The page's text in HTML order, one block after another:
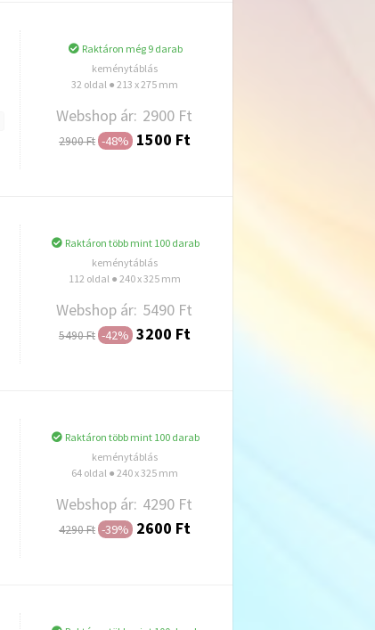
Raktáron még 9 darab
keménytáblás
32 oldal ● 213 x 275 mm
Webshop ár: 2900 Ft
2900 Ft -48% 1500 Ft
Raktáron több mint 100 darab
keménytáblás
112 oldal ● 240 x 325 mm
Webshop ár: 5490 Ft
5490 Ft -42% 3200 Ft
Raktáron több mint 100 darab
keménytáblás
64 oldal ● 240 x 325 mm
Webshop ár: 4290 Ft
4290 Ft -39% 2600 Ft